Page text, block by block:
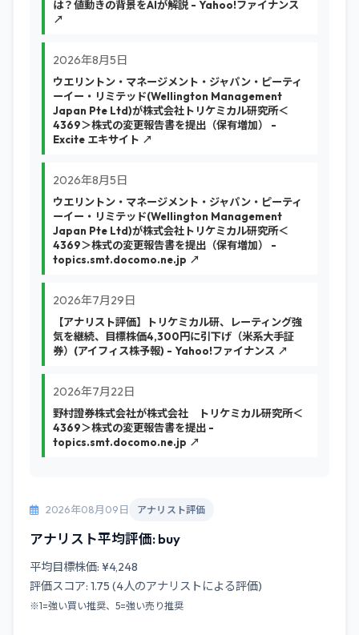
は？値動きの背景をAIが解説 - Yahoo!ファイナンス
↗
2026年8月5日
ウエリントン・マネージメント・ジャパン・ピーティ
ーイー・リミテッド(Wellington Management
Japan Pte Ltd)が株式会社トリケミカル研究所＜
4369＞株式の変更報告書を提出（保有増加） -
Excite エキサイト ↗
2026年8月5日
ウエリントン・マネージメント・ジャパン・ピーティ
ーイー・リミテッド(Wellington Management
Japan Pte Ltd)が株式会社トリケミカル研究所＜
4369＞株式の変更報告書を提出（保有増加） -
topics.smt.docomo.ne.jp ↗
2026年7月29日
【アナリスト評価】トリケミカル研、レーティング強
気を継続、目標株価4,300円に引下げ（米系大手証
券）(アイフィス株予報) - Yahoo!ファイナンス ↗
2026年7月22日
野村證券株式会社が株式会社 トリケミカル研究所＜
4369＞株式の変更報告書を提出 -
topics.smt.docomo.ne.jp ↗
2026年08月09日 アナリスト評価
アナリスト平均評価: buy
平均目標株価: ¥4,248
評価スコア: 1.75 (4人のアナリストによる評価)
※1=強い買い推奨、5=強い売り推奨